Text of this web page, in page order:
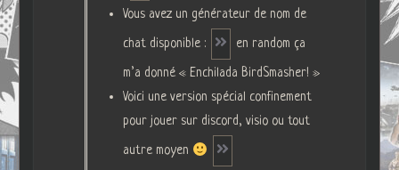
Vous avez un générateur de nom de
chat disponible : en random ça
m’a donné « Enchilada BirdSmasher! »
Voici une version spécial confinement
pour jouer sur discord, visio ou tout
autre moyen